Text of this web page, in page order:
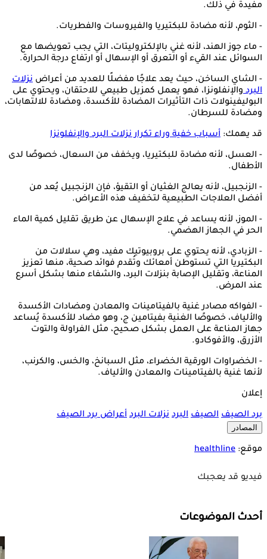
مفيدة في ذلك.
- الثوم، لأنه مضادة للبكتيريا والفيروسات والفطريات.
- ماء جوز الهند، لأنه غني بالإلكتروليتات، التي يجب تعويضها مع
السوائل عند القيء أو التعرق أو الإسهال أو ارتفاع درجة الحرارة.
- الشاي الساخن، حيث يعد علاجًا مفضلًا للعديد من أعراض نزلات
البردوالإنفلونزا، فهو يعمل كمزيل طبيعي للاحتقان، ويحتوي على
البوليفينولات ذات التأثيرات المضادة للأكسدة، ومضادة للالتهابات،
ومضادة للسرطان.
قد يهمك: أسباب خفية وراء تكرار نزلات البرد والإنفلونزا
- العسل، لأنه مضادة للبكتيريا، ويخفف من السعال، خصوصًا لدى
الأطفال.
- الزنجبيل، لأنه يعالج الغثيان أو التقيؤ، فإن الزنجبيل يُعد من
أفضل العلاجات الطبيعية لتخفيف هذه الأعراض.
- الموز، لأنه يساعد في علاج الإسهال عن طريق تقليل كمية الماء
الحر في الجهاز الهضمي.
- الزبادي، لأنه يحتوي على بروبيوتيك مفيد، وهي سلالات من
البكتيريا التي تستوطن أمعائك وتُقدم فوائد صحية، منها تعزيز
المناعة، وتقليل الإصابة بنزلات البرد، والشفاء منها بشكل أسرع
عند المرض.
- الفواكه مصادر غنية بالفيتامينات والمعادن ومضادات الأكسدة
والألياف، خصوصًا الغنية بفيتامين ج، وهو مضاد للأكسدة يُساعد
جهاز المناعة على العمل بشكل صحيح، مثل الفراولة والتوت
الأزرق، والأفوكادو.
- الخضراوات الورقية الخضراء، مثل السبانخ، والخس، والكرنب،
لأنها غنية بالفيتامينات والمعادن والألياف.
إعلان
برد الصيف الصيف البرد نزلات البرد أعراض برد الصيف
المصادر
موقع: healthline
فيديو قد يعجبك
أحدث الموضوعات